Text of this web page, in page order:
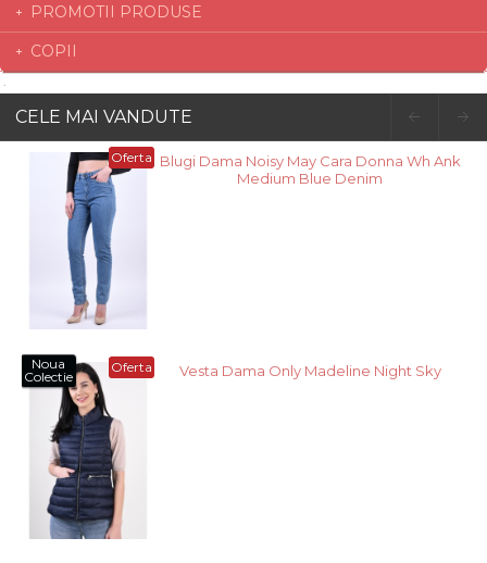
PROMOTII PRODUSE
COPII
CELE MAI VANDUTE
Oferta Blugi Dama Noisy May Cara Donna Wh Ank
Medium Blue Denim
Oferta
Noua
Colectie
Vesta Dama Only Madeline Night Sky